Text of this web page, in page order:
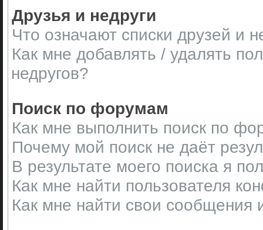
Друзья и недруги
Что означают списки друзей и
Как мне добавлять / удалять
недругов?
Поиск по форумам
Как мне выполнить поиск по
Почему мой поиск не даёт
В результате моего поиска я
Как мне найти пользователя
Как мне найти свои